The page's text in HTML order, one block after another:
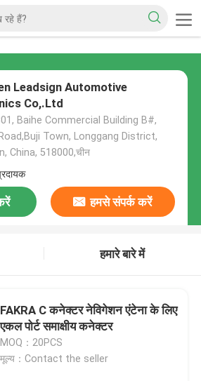
Leadsign Automotive
Co,.Ltd
Baihe Commercial Building B#,
Town, Longgang District,
China, 518000,चीन
हमसे संपर्क करें
हमारे बारे में
FAKRA C कनेक्टर नेविगेशन एंटेना के लिए
एकल पोर्ट समाक्षीय कनेक्टर
MOQ：20PCS
मूल्य：Contact the seller